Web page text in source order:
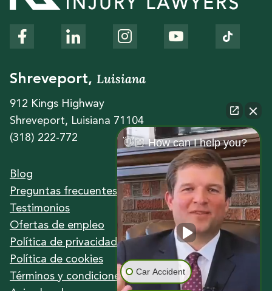
Shreveport, Luisiana
912 Kings Highway
Shreveport, Luisiana 71104
(318) 222-772
Blog
Preguntas frecuentes
Testimonios
Ofertas de empleo
Política de privacidad
Política de cookies
Términos y condiciones
👋🏼 How can I help you?
Car Accident